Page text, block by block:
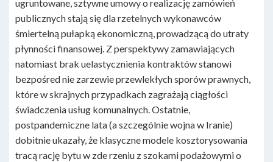
ugruntowane, sztywne umowy o realizację zamówień
publicznych stają się dla rzetelnych wykonawców
śmiertelną pułapką ekonomiczną, prowadzącą do utraty
płynności finansowej. Z perspektywy zamawiających
natomiast brak uelastycznienia kontraktów stanowi
bezpośred nie zarzewie przewlekłych sporów prawnych,
które w skrajnych przypadkach zagrażają ciągłości
świadczenia usług komunalnych. Ostatnie,
postpandemiczne lata (a szczególnie wojna w Iranie)
dobitnie ukazały, że klasyczne modele kosztorysowania
tracą rację bytu w zde rzeniu z szokami podażowymi o